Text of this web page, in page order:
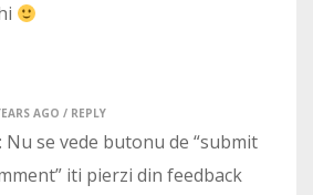
AGO / REPLY
Nu se vede butonu de “submit
iti pierzi din feedback